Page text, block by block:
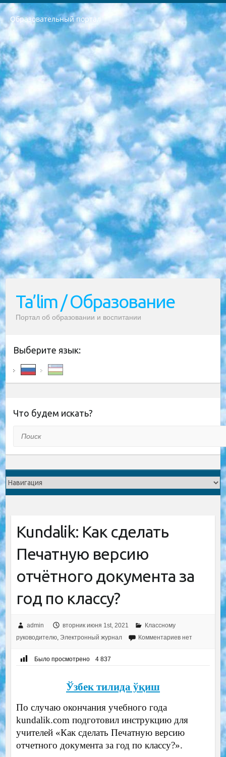
Образовательный портал
РЕСПУБЛИКА УЗБЕКИСТАН МИНИСТРЕРСТВО ДОШКОЛЬНОГО И ШКОЛЬНОГО ОБРАЗОВАНИЯ КОМАНДА в общеобразовательных учреждениях в 2023-2024 учебном году организация и проведение итоговой государственной аттестации обучающихся о Министра дошкольного и школьного образования Республики Узбекистан от 4 марта 2008 года (постановлением Минюста от 20 марта 2008 года № 1778 государственной регистрации) «Итоговое состояние учащихся общего среднего образования на основании положения об утверждении положения об аттестации общего среднего образования выпускной экзамен студентов в образовательных учреждениях в 2023-2024 учебном году В целях организации и прохождения аттестации приказываю: 1. Следующее: перечень предметов, по которым будет проводиться итоговая государственная аттестация и экзамен формы перевода согласно приложению 1; сертификаты международного образца, оценивающие уровень владения иностранными языками перечень согласно приложению 2; 2. Педагогический при специализированных образовательных учреждениях. научно-практический центр квалификации и международной оценки (Д.Давидова) 2024 г. До 25 марта: задания по предметам, по которым будет проводиться итоговая аттестация разработка и утверждение технических условий; итоговая аттестация на основании разработанного предметного задания разработка вопросов по предметам (устно и письменно), экзамен передача; общеобразовательные средние школы и специальные учебные заведения учащиеся выпускных классов школ и интернатов в агентской системе подготовка базы данных экзаменационных материалов и критериев оценки; перевод базы экзаменационных материалов на все языки обучения подать в Республиканский образовательный центр для изготовления; варианты экзаменов на основе разработанных контрольных материалов пусть будут поставлены задачи формирования. 3. Республиканский образовательный центр (Ш.Худайкулов) до 5 апреля 2024 года. до: база данных предоставленных экзаменационных материалов на все языки обучения перевод и экспертиза; для слепых, слабовидящих, глухих, слабослышащих и умственно отсталых детей учащиеся выпускных классов специализированных школ и школ-интернатов база данных экзаменационных материалов на всех преподаваемых языках подготовка критериев оценки; специализированные школы для умственно отсталых детей и технологии для учащихся выпускных классов школ-интернатов разработка соответствующих рекомендаций и критериев проведения ЕГЭ по естествознанию давать задания. 4. Педагогический при специализированных образовательных учреждениях. Научно-практический центр навыков и международной оценки (Д.Давидова), Республика образовательный центр (Худайкулов Ш.) итоговый государственный аттестационный экзамен ориентирован на творческое и логическое мышление при подготовке базы материалов учитывать введение заданий. 5. Следует отметить, что: сертификат государственного образца о знании общеобразовательного предмета и как минимум национальный уровень B1 по предметам на иностранных языках, указанным в Приложении 2. или международно признанный сертификат эквивалентного уровня студенты, изучающие определенный предмет, освобождаются от экзамена; по соответствующим предметам запланирована итоговая государственная аттестация за день до дня, путем жеребьевки Рабочей группой (в письменной форме по предметам, проводимым в форме) из числа сформированных вариантов выбрано 2 варианта; 2 выбранных варианта экзамена анонсированы на официальном сайте министерства и все выпускники по всей стране на основе этих вариантов проводит итоговую государственную аттестацию. 6. Государственное образование учащихся средних общеобразовательных учреждений. знания в соответствии с квалификационными требованиями, которые необходимо приобрести на основании стандартов итоговый (выпускной) контроль для 9 и 11 классов в целях тестирования Экзамены (далее – экзамены) состоят из предметов, перечисленных в приложении 1. будет сделано. 7. Экзамены пройдут с 26 мая по 15 июня 2024 г. (кроме науки физического воспитания). 8. Физическая для учащихся 9 классов общесредних образовательных учреждений. Экзамены по предмету «Образование, квалификация медицина» 1-6 мая 2024 года. сотрудники перевести под присмотр (с отклонениями в физическом или умственном развитии) специализированная школа для детей, школы-интернаты и со сколиозом школы-интернаты санаторного типа для больных детей исключены). 9. Он был слепым, слабовидящим и имел нарушения опорно-двигательного аппарата. экзамены в специализированных школах и интернатах для детей должны проводиться исходя из требований, предъявляемых к общеобразовательным учреждениям (физкультура кроме науки). 10. Специализированная школа для глухих и слабослышащих детей. и экзамены в интернатах и быть реализован в виде письменного теста по математике. 11. Специальность для умственно отсталых детей. Для 9 класса Родной язык и литературное письмо Государственный язык (язык обучения – узбекский). для неклассов) написано Математическое письмо Письменная/устная история Узбекистана Физическое воспитание практично Итоговый контроль Для 11 класса Написание родного языка и литературы (эссе) Математическое письмо Узбекский язык (обучение на узбекском языке) не посещающее общее среднее образование для учреждений)/Образовательное учреждение выбор письменный и устный Иностранный язык письменный/устный Письменная/устная история Узбекистана *По выбору студента:  Химия  Физика  Основы государственного права  География 10 бесплатных образовательных ресурсов - Мы составили подборку онлайн-проектов с интерактивными упражнениями, видеолекциями и статьями. Они помогут вам обрести новые и освежить старые знания бесплатно. 1. «ИНТУИТ» Старейшая образовательная площадка Рунета. Здесь вы найдёте сотни текстовых и видеокурсов на десятки различных тем — от программирования до психологии. Многие курсы подготовлены российскими университетами и крупными международными компаниями вроде Intel и Microsoft. Самостоятельное обучение бесплатное, но желающие могут оплатить услуги персональных наставников. 2. «Смартия» знакомит с актуальными профессиями и подсказывает, как им обучаться. Выбрав заинтересовавшую вас специальность — SMM-специалист, фотограф, веб-дизайнер или другую, — увидите список необходимых для неё умений. Чтобы вы могли освоить их самостоятельно, для каждого умения площадка отображает подборку ссылок на учебные материалы. Хотя «Смартия» ориентируется на русскоязычную аудиторию, часть контента всё же доступна только на английском. 3. «Лекторий Физтеха» Проект Московского физико-технического института (Физтеха). С его помощью вы можете смотреть онлайн серии лекций, записанные на видео в этом вузе. В числе доступных предметов — физика, биология, химия, информационные технологии и другие. К некоторым лекциям администрация ресурса прилагает готовые конспекты, которые можно скачивать в PDF-формате. 4. ITMOcourses Онлайн-площадка Санкт-Петербургского национального исследовательского университета информационных технологий, механики и оптики (ИТМО). Ресурс предоставляет свободный доступ к курсам, разработанным в этом вузе. Каталог материалов разбит на четыре категории: «Оптические системы и технологии», «Приборостроение и робототехника», «Информационные технологии» и «Биотехнологии». Курсы состоят из видеолекций, интерактивных демонстраций и заданий. 5. «КиберЛенинка» Электронная научная библиотека открытого доступа. Каталог площадки регулярно обрастает текстами статей из различных научных изданий. Сгруппированные по журналам и рубрикам публикации можно читать онлайн или скачивать целиком в PDF-формате. Проект нацелен на популяризацию науки за счёт открытого доступа к качественной информации. 6. «ПостНаука» На этом ресурсе публикуют подборки видеолекций, составленные экспертами из разных отраслей и объединённые общими темами. Среди них, к примеру, есть серии «Биоинформатика и геномика», «Культура средневековой Скандинавии» и Cinema Studies о теории кино. Каждая подборка лекций — логически связанная история, рассказанная экспертом от первого лица. Кроме того, на сайте появляются научно-образовательные статьи и тесты на разные темы. 7. «Newочём» Команда проекта «Newочём» отбирает самые интересные тексты из англоязычных СМИ и переводит те из них, за которые голосуют участники сообщества «ВКонтакте». По большей части это научно-популярные статьи. Редакторы придумывают лишь заголовки, в остальном содержание переводов соответствует оригиналам. Полные тексты можно читать прямо в социальной сети. 8. InternetUrok Онлайн-база материалов по основным дисциплинам школьной программы. Информация на сайте структурирована по классам, предметам и темам (урокам). Каждый урок состоит из видеолекций и конспектов. Есть также интерактивные тренажёры и тесты для закрепления пройденного материала. Даже если вы давно окончили школу, возможность повторить программу старших классов всегда может пригодиться. 9. Edutainme Ещё один ресурс об образовании. В отличие от Newtonew, как мне кажется, Edutainme больше ориентируется на представителей индустрии: педагогов, предпринимателей, разработчиков образовательных проектов. Но и любой, кто просто стремится к саморазвитию, найдёт на сайте много полезного и интересного для себя. Например, информацию о новых курсах и образовательных сервисах. 10. Newtonew Онлайн-медиа об образовании и обучении в широком смысле. Авторы Newtonew пишут об инструментах, заведениях, тактиках и стратегиях, которые помогают учить других и получать новые знания самостоятельно. На этой площадке вы найдёте новости, обзоры, аналитические мат
Ta’lim / Образование
Портал об образовании и воспитании
Выберите язык:
Что будем искать?
Kundalik: Как сделать
Печатную версию
отчётного документа за
год по классу?
admin вторник июня 1st, 2021
Классному
руководителю, Электронный журнал Комментариев нет
Было просмотрено 4 837
Ўзбек тилида ўқиш
По случаю окончания учебного года
kundalik.com подготовил инструкцию для
учителей «Как сделать Печатную версию
отчетного документа за год по классу?».